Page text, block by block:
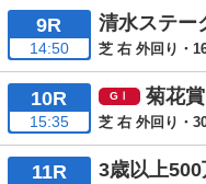
9R
14:50
清水ステー
芝 右 外回り・
10R
15:35
菊花賞
芝 右 外回り・
11R 3歳以上